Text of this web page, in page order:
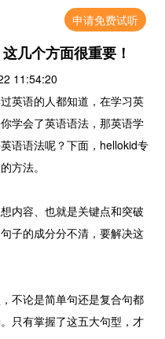
申请免费试听
几个方面很重要！
11:54:20
语的人都知道，在学习英
学会了英语语法，那英语学
语语法呢？下面，hellokid专
方法。
容、也就是关键点和突破
子的成分分不清，要解决这
论是简单句还是复合句都
只有掌握了这五大句型，才